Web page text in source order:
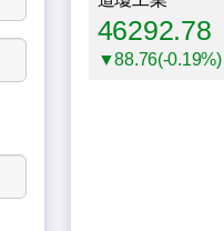
46292.78
▼88.76(-0.19%)